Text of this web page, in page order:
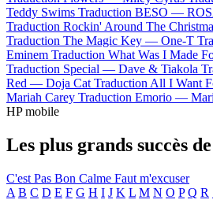
Teddy Swims Traduction BESO —
Traduction Rockin' Around The
Traduction The Magic Key — One-T
Eminem Traduction What Was I Made
Traduction Special — Dave & Tiakola
Red — Doja Cat Traduction All I Want
Mariah Carey Traduction Emorio —
HP mobile
Les plus grands succès
C'est Pas Bon Calme Faut m'excuser
A B C D E F G H I J K L M N O P Q R